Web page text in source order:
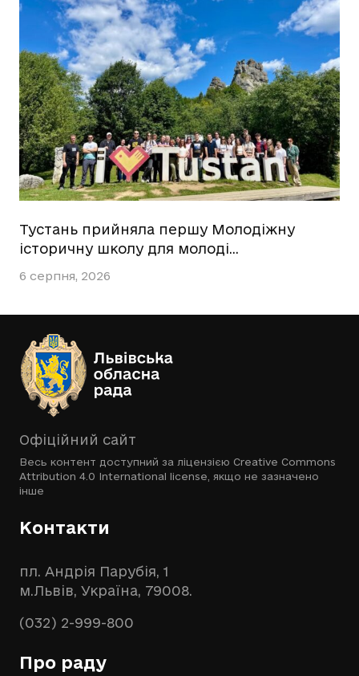
Тустань прийняла першу Молодіжну
історичну школу для молоді…
6 серпня, 2026
Офіційний сайт
Весь контент доступний за ліцензією Creative Commons
Attribution 4.0 International license , якщо не зазначено
інше
Контакти
пл. Андрія Парубія, 1
м.Львів, Україна, 79008.
(032) 2-999-800
Про раду